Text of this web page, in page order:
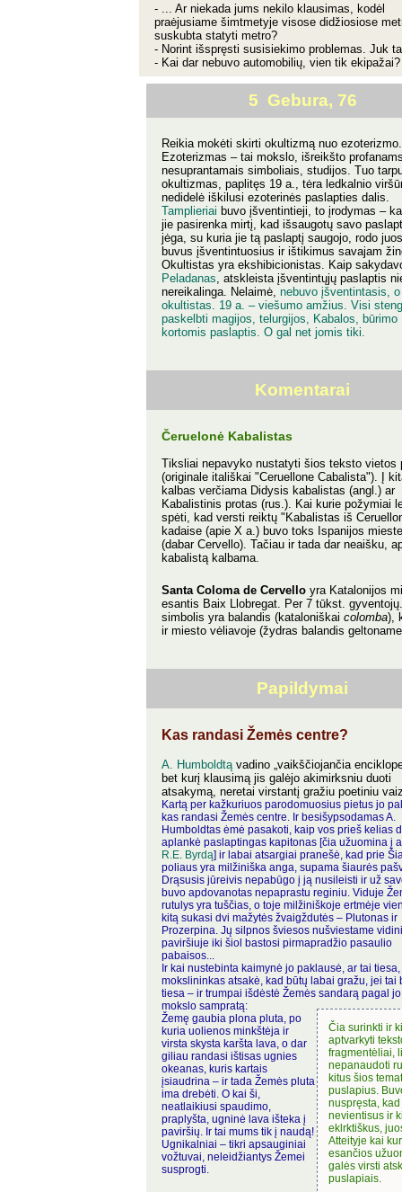
- ... Ar niekada jums nekilo klausimas, kodėl
praėjusiame šimtmetyje visose didžiosiose
suskubta statyti metro?
- Norint išspręsti susisiekimo problemas. Juk
- Kai dar nebuvo automobilių, vien tik
5 Gebura, 76
Reikia mokėti skirti okultizmą nuo ezoterizmo.
Ezoterizmas – tai mokslo, išreikšto
nesuprantamais simboliais, studijos. Tuo
okultizmas, paplitęs 19 a., tėra ledkalnio
nedidelė iškilusi ezoterinės paslapties dalis.
Tamplieriai buvo įšventintieji, to įrodymas –
jie pasirenka mirtį, kad išsaugotų savo
jėga, su kuria jie tą paslaptį saugojo, rodo
buvus įšventintuosius ir ištikimus savajam
Okultistas yra ekshibicionistas. Kaip
Peladanas, atskleista įšventintųjų paslaptis
nereikalinga. Nelaimė, nebuvo įšventintasis, o
okultistas. 19 a. – viešumo amžius. Visi
paskelbti magijos, telurgijos, Kabalos, būrimo
kortomis paslaptis. O gal net jomis tiki.
Komentarai
Čeruelonė Kabalistas
Tiksliai nepavyko nustatyti šios teksto vietos
(originale itališkai "Ceruellone Cabalista"). Į
kalbas verčiama Didysis kabalistas (angl.) ar
Kabalistinis protas (rus.). Kai kurie požymiai
spėti, kad versti reiktų "Kabalistas iš
kadaise (apie X a.) buvo toks Ispanijos
(dabar Cervello). Tačiau ir tada dar neaišku,
kabalistą kalbama.
Santa Coloma de Cervello yra Katalonijos
esantis Baix Llobregat. Per 7 tūkst.
simbolis yra balandis (kataloniškai colomba),
ir miesto vėliavoje (žydras balandis
Papildymai
Kas randasi Žemės centre?
A. Humboldtą vadino „vaikščiojančia
bet kurį klausimą jis galėjo akimirksniu duoti
atsakymą, neretai virstantį gražiu poetiniu
Kartą per kažkuriuos parodomuosius pietus jo
kas randasi Žemės centre. Ir besišypsodamas A.
Humboldtas ėmė pasakoti, kaip vos prieš kelias
aplankė paslaptingas kapitonas [čia užuomina į
R.E. Byrdą] ir labai atsargiai pranešė, kad prie
poliaus yra milžiniška anga, supama šiaurės
Drąsusis jūreivis nepabūgo į ją nusileisti ir už
buvo apdovanotas nepaprastu reginiu. Viduje
rutulys yra tuščias, o toje milžiniškoje ertmėje
kitą sukasi dvi mažytės žvaigždutės – Plutonas ir
Prozerpina. Jų silpnos šviesos nušviestame
paviršiuje iki šiol bastosi pirmapradžio pasaulio
pabaisos...
Ir kai nustebinta kaimynė jo paklausė, ar tai tiesa,
mokslininkas atsakė, kad būtų labai gražu, jei tai
tiesa – ir trumpai išdėstė Žemės sandarą pagal
mokslo sampratą:
Čia surinkti ir
aptvarkyti
fragmentėliai,
nepanaudoti
kitus šios
puslapius.
nuspręsta, kad
nevientisus ir
eklrktiškus,
Atteityje kai
esančios
galės virsti
puslapiais.
Žemę gaubia plona pluta, po
kuria uolienos minkštėja ir
virsta skysta karšta lava, o dar
giliau randasi ištisas ugnies
okeanas, kuris kartais
įsiaudrina – ir tada Žemės pluta
ima drebėti. O kai ši,
neatlaikiusi spaudimo,
praplyšta, ugninė lava išteka į
paviršių. Ir tai mums tik į naudą!
Ugnikalniai – tikri apsauginiai
vožtuvai, neleidžiantys Žemei
susprogti.